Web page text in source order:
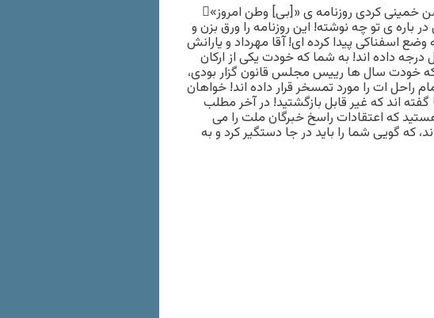
خمینى کردى روزنامه ى «[بى] وطن امروز»ِ
باره ى تو چه نوشته! این روزنامه را ورق بزن و
اسفناکى پیدا کرده اى! آقا مهرداد و یارانش
داده اند! به شما که خودت یکى از ارکان
که خودت سال ها رییس مجلس قانون گزار بودى،
راحل ات را مورد تمسخر قرار داده اند! خواهان
شده اند! به شما گفته اند که غیر قابل بازگشتید! در آخر مطلب
که اعتقادات راسخ خبرگان ملت را مى
که گویى شما را باید در جا دستگیر کرد و به